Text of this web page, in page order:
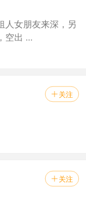
人女朋友来深，另
空出 ...
 关注
 关注